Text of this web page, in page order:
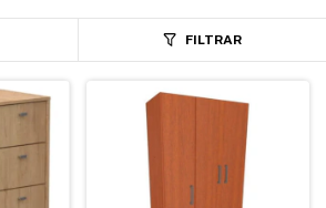
FILTRAR